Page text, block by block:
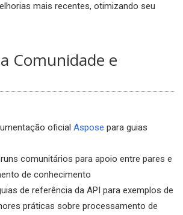
mais recentes, otimizando seu
Comunidade e
oficial Aspose para guias
comunitários para apoio entre pares e
de conhecimento
de referência da API para exemplos de
práticas sobre processamento de